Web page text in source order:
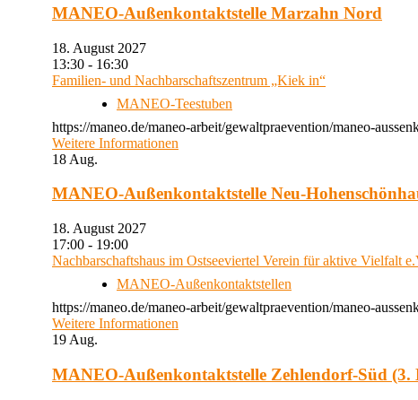
MANEO-Außenkontaktstelle Marzahn Nord
18. August 2027
13:30 - 16:30
Familien- und Nachbarschaftszentrum „Kiek in“
MANEO-Teestuben
https://maneo.de/maneo-arbeit/gewaltpraevention/maneo-
Weitere Informationen
18 Aug.
MANEO-Außenkontaktstelle Neu-
18. August 2027
17:00 - 19:00
Nachbarschaftshaus im Ostseeviertel Verein für aktive Vielfalt
MANEO-Außenkontaktstellen
https://maneo.de/maneo-arbeit/gewaltpraevention/maneo-
Weitere Informationen
19 Aug.
MANEO-Außenkontaktstelle Zehlendorf-Süd (3.